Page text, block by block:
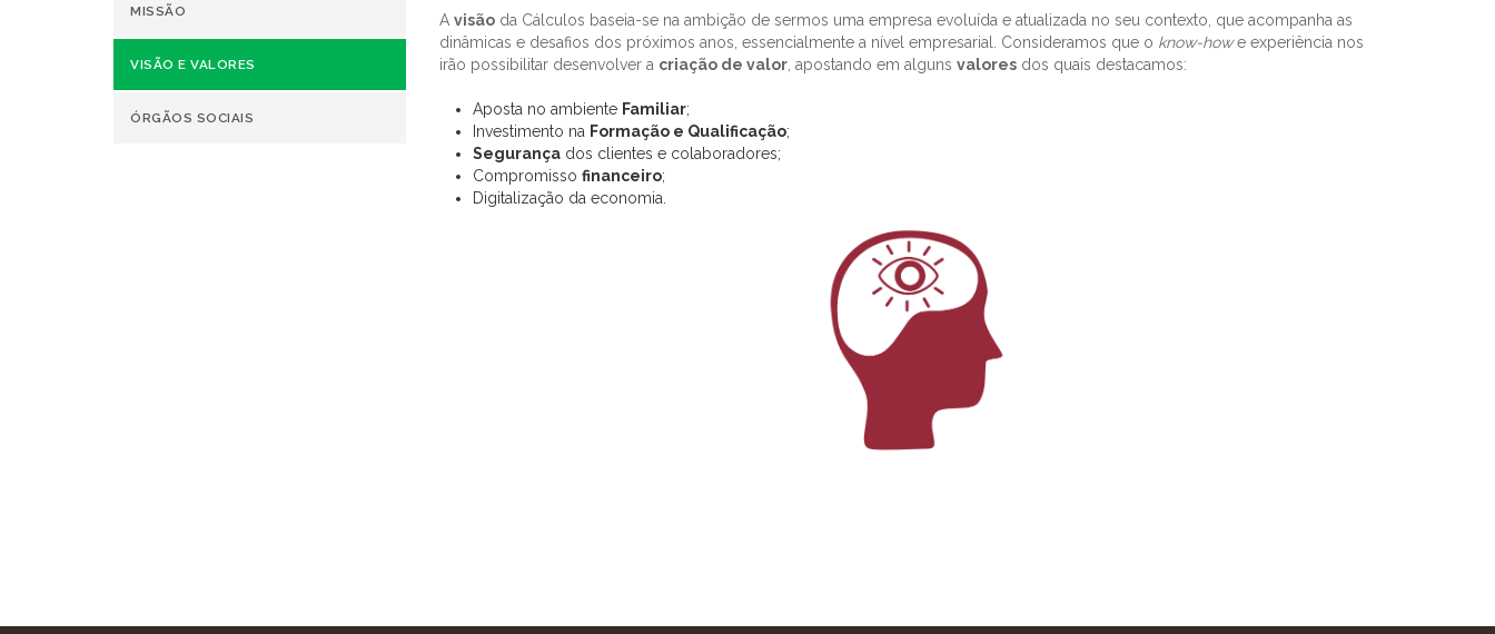
A visãoda Cálculos baseia-se na ambição de sermos uma empresa evoluída e atualizada no seu contexto, que acompanha as
dinâmicas e desafios dos próximos anos, essencialmente a nível empresarial. Consideramos que o know-howe experiência nos
irão possibilitar desenvolver a criação de valor, apostando em alguns valoresdos quais destacamos:
Aposta no ambiente Familiar;
Investimento na Formação e Qualificação;
Segurançados clientes e colaboradores;
Compromisso financeiro;
Digitalização da economia.
MISSÃO
VISÃO E VALORES
ÓRGÃOS SOCIAIS